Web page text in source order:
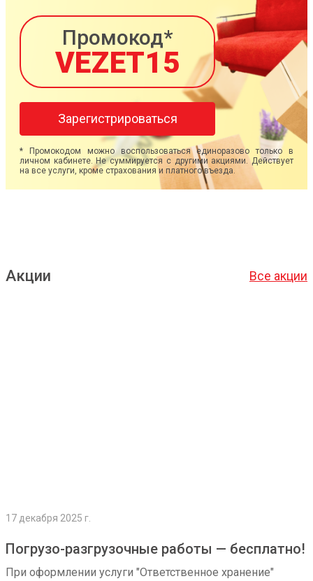
Промокод*
VEZET15
Зарегистрироваться
* Промокодом можно воспользоваться единоразово только в
личном кабинете. Не суммируется с другими акциями. Действует
на все услуги, кроме страхования и платного въезда.
Акции Все акции
17 декабря 2025 г.
Погрузо-разгрузочные работы — бесплатно!
При оформлении услуги "Ответственное хранение"